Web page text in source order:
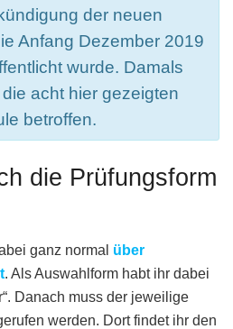
der neuen
Anfang Dezember 2019
wurde. Damals
acht hier gezeigten
betroffen.
die Prüfungsform
ganz normal über
. Als Auswahlform habt ihr dabei
Danach muss der jeweilige
werden. Dort findet ihr den